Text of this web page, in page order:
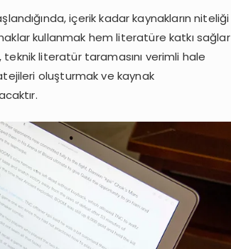
içerik kadar kaynakların niteliği
kullanmak hem literatüre katkı sağlar
literatür taramasını verimli hale
oluşturmak ve kaynak